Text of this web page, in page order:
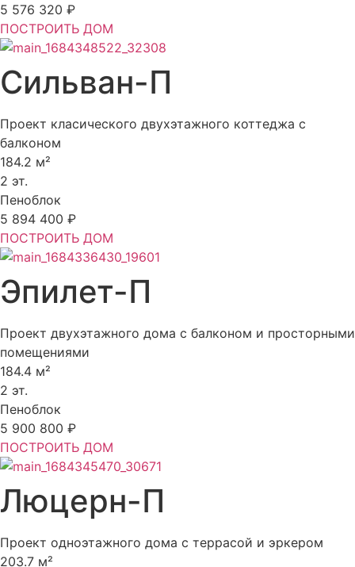
5 576 320 ₽
ПОСТРОИТЬ ДОМ
Сильван-П
Проект класического двухэтажного коттеджа с
балконом
184.2 м²
2 эт.
Пеноблок
5 894 400 ₽
ПОСТРОИТЬ ДОМ
Эпилет-П
Проект двухэтажного дома с балконом и просторными
помещениями
184.4 м²
2 эт.
Пеноблок
5 900 800 ₽
ПОСТРОИТЬ ДОМ
Люцерн-П
Проект одноэтажного дома с террасой и эркером
203.7 м²